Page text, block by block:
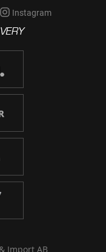
Instagram
Import AB